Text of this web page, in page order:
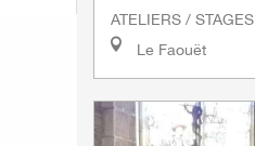
ATELIERS / STAGES
Le Faouët